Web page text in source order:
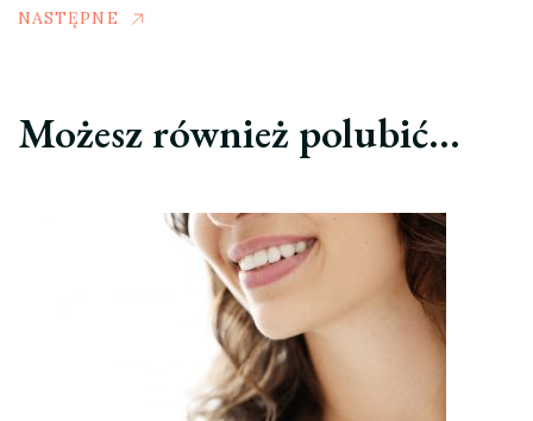
NASTĘPNE
Możesz również polubić…